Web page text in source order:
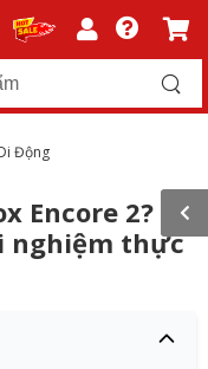
Động
Encore 2?
nghiệm thực